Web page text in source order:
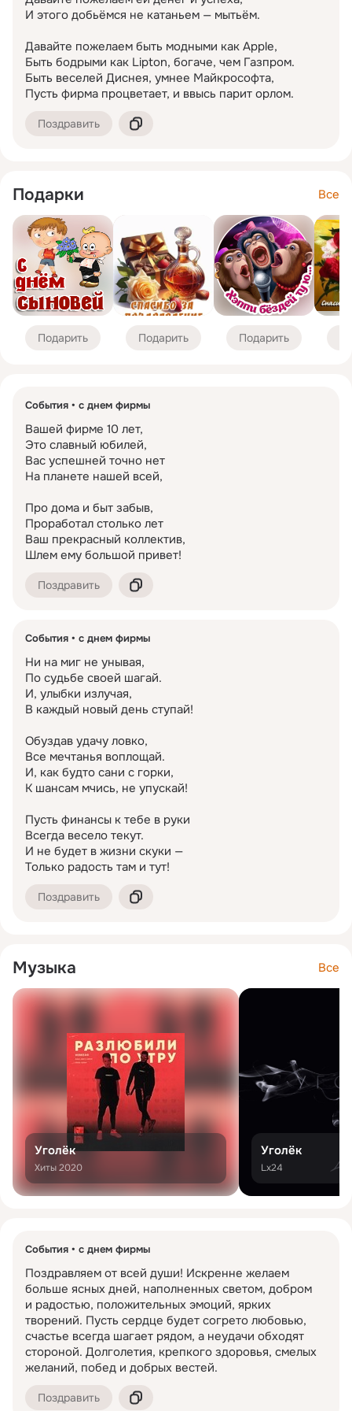
И этого добьёмся не катаньем — мытьём.
Давайте пожелаем быть модными как Apple,
Быть бодрыми как Lipton, богаче, чем Газпром.
Быть веселей Диснея, умнее Майкрософта,
Пусть фирма процветает, и ввысь парит орлом.
Поздравить
Подарки Все
Подарить Подарить Подарить
События с днем фирмы
Вашей фирме 10 лет,
Это славный юбилей,
Вас успешней точно нет
На планете нашей всей,
Про дома и быт забыв,
Проработал столько лет
Ваш прекрасный коллектив,
Шлем ему большой привет!
Поздравить
События с днем фирмы
Ни на миг не унывая,
По судьбе своей шагай.
И, улыбки излучая,
В каждый новый день ступай!
Обуздав удачу ловко,
Все мечтанья воплощай.
И, как будто сани с горки,
К шансам мчись, не упускай!
Пусть финансы к тебе в руки
Всегда весело текут.
И не будет в жизни скуки —
Только радость там и тут!
Поздравить
Музыка Все
Уголёк
Хиты 2020
Уголёк
Lx24
События с днем фирмы
Поздравляем от всей души! Искренне желаем
больше ясных дней, наполненных светом, добром
и радостью, положительных эмоций, ярких
творений. Пусть сердце будет согрето любовью,
счастье всегда шагает рядом, а неудачи обходят
стороной. Долголетия, крепкого здоровья, смелых
желаний, побед и добрых вестей.
Поздравить